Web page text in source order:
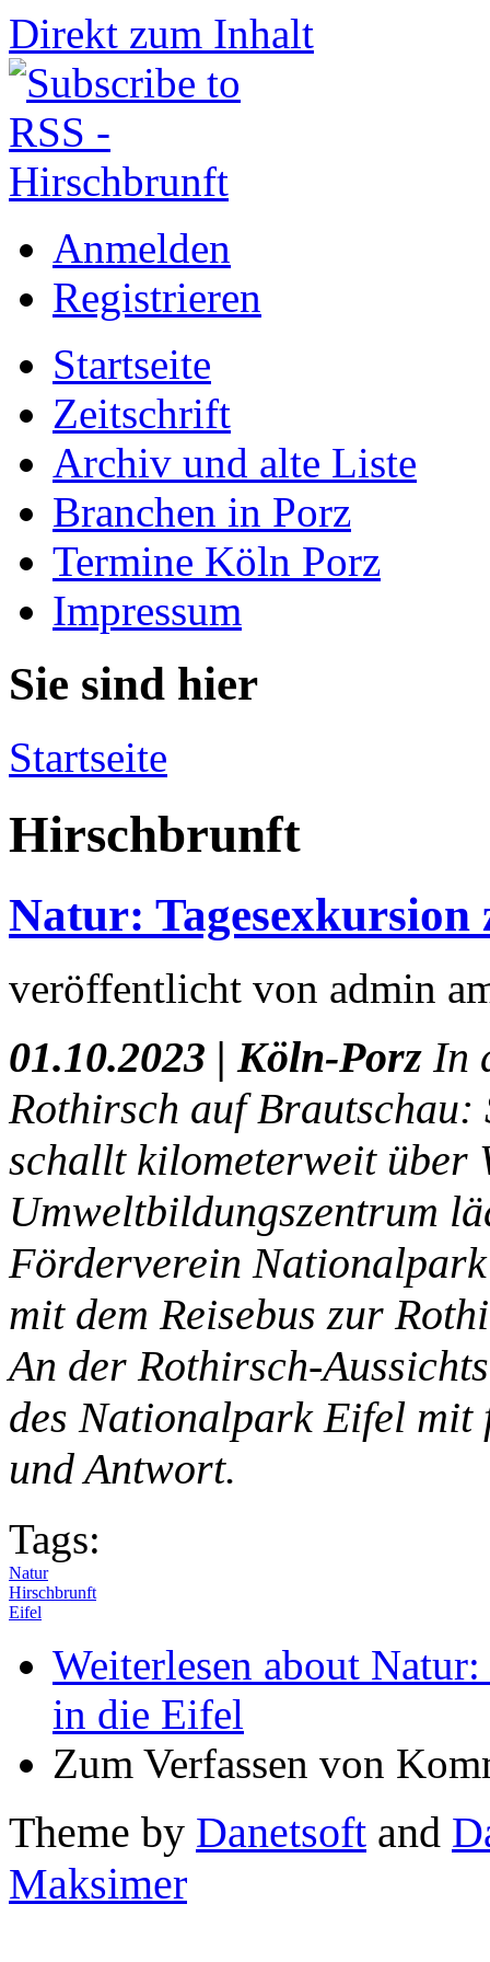
Direkt zum Inhalt
Anmelden
Registrieren
Startseite
Zeitschrift
Archiv und alte Liste
Branchen in Porz
Termine Köln Porz
Impressum
Sie sind hier
Startseite
Hirschbrunft
Natur:
veröffentlicht von admin
01.10.2023 | Köln-Porz In
Rothirsch auf Brautschau:
schallt kilometerweit über
Umweltbildungszentrum
Förderverein
mit dem Reisebus zur
An der Rothirsch-
des Nationalpark Eifel mit
und Antwort.
Tags:
Natur
Hirschbrunft
Eifel
Weiterlesen about
in die Eifel
Zum Verfassen von
Theme by Danetsoft and
Maksimer